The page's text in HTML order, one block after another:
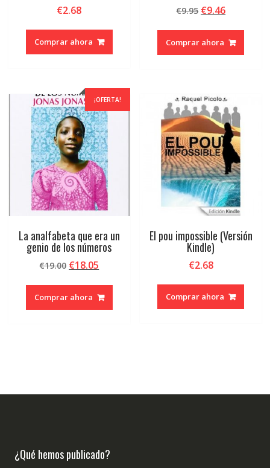
€2.68
Comprar ahora
€9.95 El
original
era:
€9.46El
actual
es:
Comprar ahora
¡OFERTA!
La analfabeta que era un
genio de los números
€19.00 El
original
era:
€18.05
actual
es:
Comprar ahora
El pou impossible (Versión
Kindle)
€2.68
Comprar ahora
¿Qué hemos publicado?